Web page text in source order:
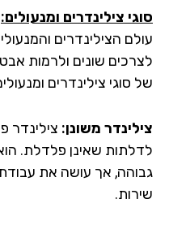
צילינדרים ומנעולים:
הצילינדרים והמנעולים
שונים ולרמות אבטחה
סוגי צילינדרים ומנעולים
משונן:צילינדר פשוט
שאינן פלדלת. הוא
אך עושה את עבודתו